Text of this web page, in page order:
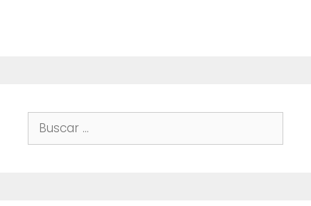
Buscar: